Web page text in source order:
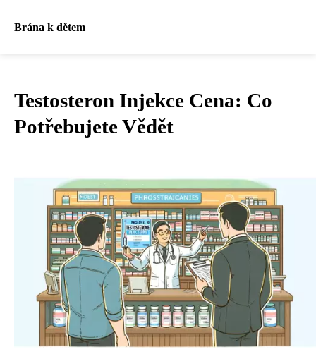
Brána k dětem
Testosteron Injekce Cena: Co
Potřebujete Vědět